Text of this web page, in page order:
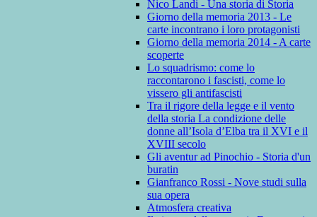
Nico Landi - Una storia di Storia
Giorno della memoria 2013 - Le
carte incontrano i loro protagonisti
Giorno della memoria 2014 - A carte
scoperte
Lo squadrismo: come lo
raccontarono i fascisti, come lo
vissero gli antifascisti
Tra il rigore della legge e il vento
della storia La condizione delle
donne all’Isola d’Elba tra il XVI e il
XVIII secolo
Gli aventur ad Pinochio - Storia d'un
buratin
Gianfranco Rossi - Nove studi sulla
sua opera
Atmosfera creativa